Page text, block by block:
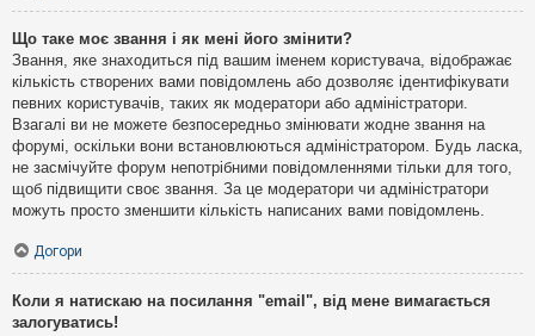
Що таке моє звання і як мені його змінити?
Звання, яке знаходиться під вашим іменем користувача, відображає
кількість створених вами повідомлень або дозволяє ідентифікувати
певних користувачів, таких як модератори або адміністратори.
Взагалі ви не можете безпосередньо змінювати жодне звання на
форумі, оскільки вони встановлюються адміністратором. Будь ласка,
не засмічуйте форум непотрібними повідомленнями тільки для того,
щоб підвищити своє звання. За це модератори чи адміністратори
можуть просто зменшити кількість написаних вами повідомлень.
Догори
Коли я натискаю на посилання "email", від мене вимагається
залогуватись!